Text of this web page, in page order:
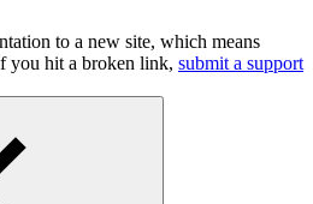
to a new site, which means
you hit a broken link, submit a support